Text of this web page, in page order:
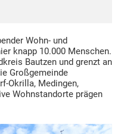
Wohn- und
knapp 10.000 Menschen.
Bautzen und grenzt an
Großgemeinde
Okrilla, Medingen,
Wohnstandorte prägen